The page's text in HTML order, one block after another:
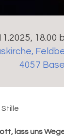
18.00
,
4057 Basel
lass uns